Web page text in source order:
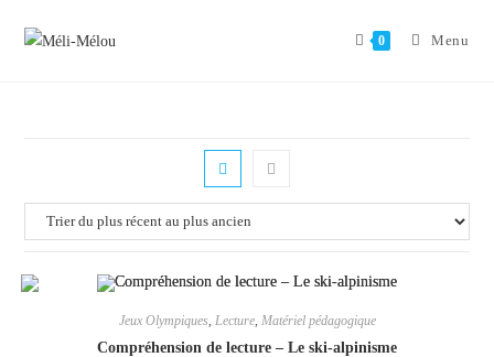
0 Menu
Jeux Olympiques, Lecture, Matériel pédagogique
Compréhension de lecture – Le ski-alpinisme